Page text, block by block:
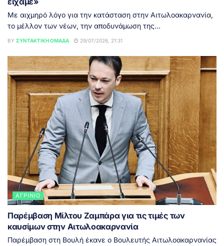
Με αιχμηρό λόγο για την κατάσταση στην Αιτωλοακαρνανία,
το μέλλον των νέων, την αποδυνάμωση της...
BY ΣΥΝΤΑΚΤΙΚΉ ΟΜΆΔΑ 29/07/2026, 21:31
ΑΓΡΊΝΙΟ
Παρέμβαση Μίλτου Ζαμπάρα για τις τιμές των
καυσίμων στην Αιτωλοακαρνανία
Παρέμβαση στη Βουλή έκανε ο Βουλευτής Αιτωλοακαρνανίας